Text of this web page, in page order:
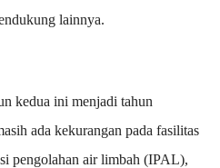
lainnya.
kedua ini menjadi tahun
ada kekurangan pada fasilitas
pengolahan air limbah (IPAL),